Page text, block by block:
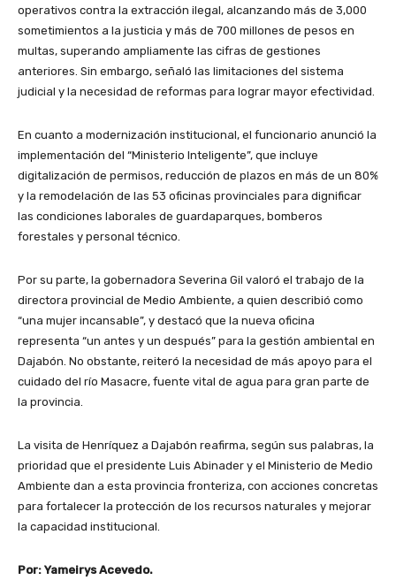
operativos contra la extracción ilegal, alcanzando más de 3,000
sometimientos a la justicia y más de 700 millones de pesos en
multas, superando ampliamente las cifras de gestiones
anteriores. Sin embargo, señaló las limitaciones del sistema
judicial y la necesidad de reformas para lograr mayor efectividad.
En cuanto a modernización institucional, el funcionario anunció la
implementación del “Ministerio Inteligente”, que incluye
digitalización de permisos, reducción de plazos en más de un 80%
y la remodelación de las 53 oficinas provinciales para dignificar
las condiciones laborales de guardaparques, bomberos
forestales y personal técnico.
Por su parte, la gobernadora Severina Gil valoró el trabajo de la
directora provincial de Medio Ambiente, a quien describió como
“una mujer incansable”, y destacó que la nueva oficina
representa “un antes y un después” para la gestión ambiental en
Dajabón. No obstante, reiteró la necesidad de más apoyo para el
cuidado del río Masacre, fuente vital de agua para gran parte de
la provincia.
La visita de Henríquez a Dajabón reafirma, según sus palabras, la
prioridad que el presidente Luis Abinader y el Ministerio de Medio
Ambiente dan a esta provincia fronteriza, con acciones concretas
para fortalecer la protección de los recursos naturales y mejorar
la capacidad institucional.
Por: Yameirys Acevedo.